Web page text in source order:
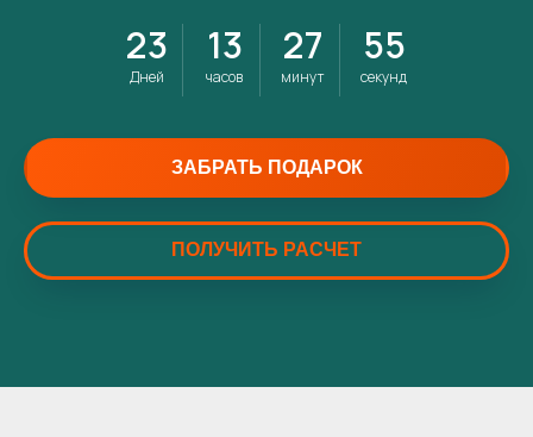
23
Дней
13
часов
27
минут
52
секунд
ЗАБРАТЬ ПОДАРОК
ПОЛУЧИТЬ РАСЧЕТ